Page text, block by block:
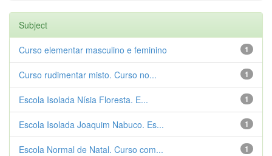
Subject
1
Curso elementar masculino e feminino
1
Curso rudimentar misto. Curso no...
1
Escola Isolada Nísia Floresta. E...
1
Escola Isolada Joaquim Nabuco. Es...
1
Escola Normal de Natal. Curso com...